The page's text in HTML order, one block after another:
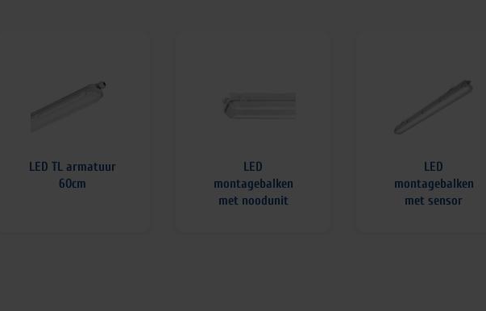
LED TL armatuur
60cm
LED
montagebalken
met noodunit
LED
montagebalken
met sensor